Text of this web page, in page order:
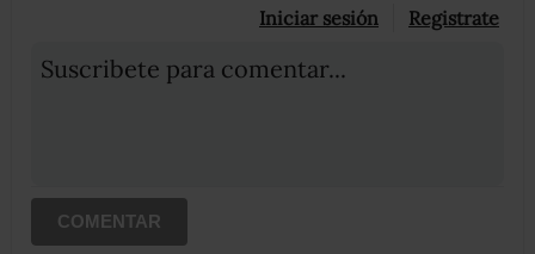
Iniciar sesión Registrate
Suscribete para comentar...
COMENTAR